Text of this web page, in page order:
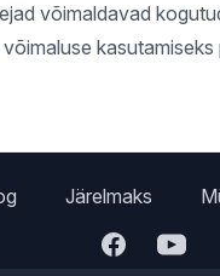
võimaldavad
Järelmaks
FacebookYoutube